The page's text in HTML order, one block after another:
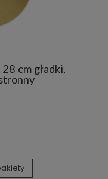
cm gładki,